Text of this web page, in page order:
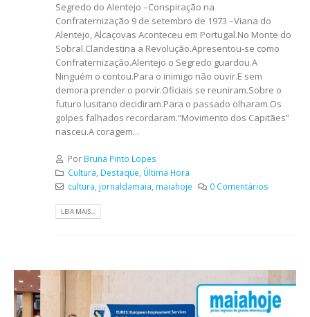
Segredo do Alentejo –Conspiração na
Confraternização 9 de setembro de 1973 –Viana do
Alentejo, Alcaçovas Aconteceu em Portugal.No Monte do
Sobral.Clandestina a Revolução.Apresentou-se como
Confraternização.Alentejo o Segredo guardou.A
Ninguém o contou.Para o inimigo não ouvir.E sem
demora prender o porvir.Oficiais se reuniram.Sobre o
futuro lusitano decidiram.Para o passado olharam.Os
golpes falhados recordaram.“Movimento dos Capitães”
nasceu.A coragem...
Por Bruna Pinto Lopes
Cultura Destaque Última Hora
cultura jornaldamaia maiahoje 0 Comentários
LEIA MAIS...